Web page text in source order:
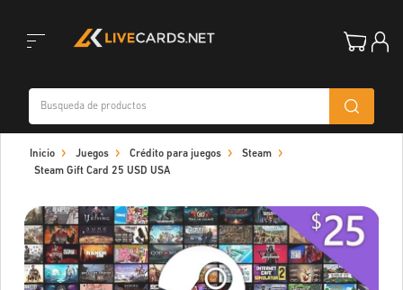
navigation
Inicio Juegos Crédito para juegos
Steam
Steam Gift Card 25 USD USA